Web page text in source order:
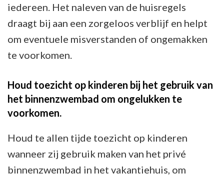
iedereen. Het naleven van de huisregels
draagt bij aan een zorgeloos verblijf en helpt
om eventuele misverstanden of ongemakken
te voorkomen.
Houd toezicht op kinderen bij het gebruik van
het binnenzwembad om ongelukken te
voorkomen.
Houd te allen tijde toezicht op kinderen
wanneer zij gebruik maken van het privé
binnenzwembad in het vakantiehuis, om